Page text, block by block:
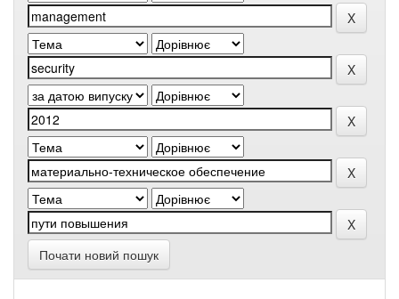
Почати новий пошук